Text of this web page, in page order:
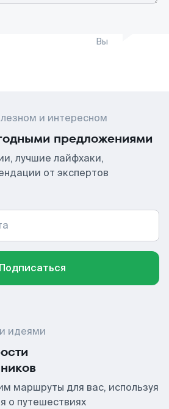
Вы
и интересном
предложениями
лучшие лайфхаки,
от экспертов
Подписаться
идеями
маршруты для вас, используя
о путешествиях